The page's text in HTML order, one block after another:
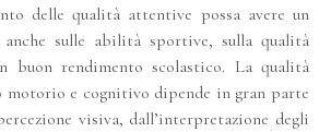
delle qualità attentive possa avere un
sulle abilità sportive, sulla qualità
buon rendimento scolastico. La qualità
motorio e cognitivo dipende in gran parte
visiva, dall’interpretazione degli